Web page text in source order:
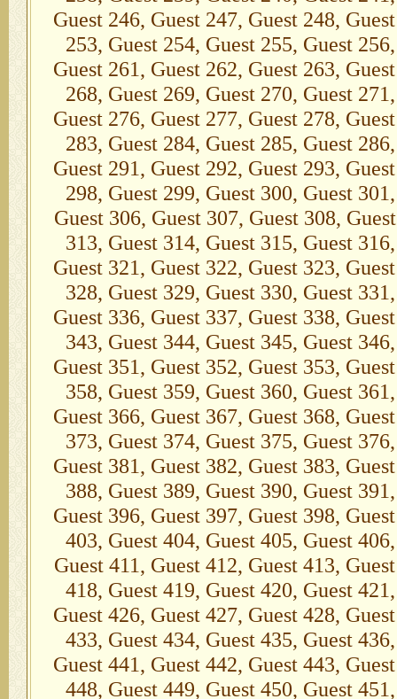
Guest 246, Guest 247, Guest 248,
253, Guest 254, Guest 255, Guest
Guest 261, Guest 262, Guest 263,
268, Guest 269, Guest 270, Guest
Guest 276, Guest 277, Guest 278,
283, Guest 284, Guest 285, Guest
Guest 291, Guest 292, Guest 293,
298, Guest 299, Guest 300, Guest
Guest 306, Guest 307, Guest 308,
313, Guest 314, Guest 315, Guest
Guest 321, Guest 322, Guest 323,
328, Guest 329, Guest 330, Guest
Guest 336, Guest 337, Guest 338,
343, Guest 344, Guest 345, Guest
Guest 351, Guest 352, Guest 353,
358, Guest 359, Guest 360, Guest
Guest 366, Guest 367, Guest 368,
373, Guest 374, Guest 375, Guest
Guest 381, Guest 382, Guest 383,
388, Guest 389, Guest 390, Guest
Guest 396, Guest 397, Guest 398,
403, Guest 404, Guest 405, Guest
Guest 411, Guest 412, Guest 413,
418, Guest 419, Guest 420, Guest
Guest 426, Guest 427, Guest 428,
433, Guest 434, Guest 435, Guest
Guest 441, Guest 442, Guest 443,
448, Guest 449, Guest 450, Guest